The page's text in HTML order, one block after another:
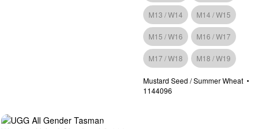
M13 / W14 M14 / W15
M15 / W16 M16 / W17
M17 / W18 M18 / W19
Mustard Seed / Summer Wheat
1144096